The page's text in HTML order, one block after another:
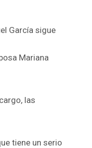
García sigue
Mariana
las
tiene un serio